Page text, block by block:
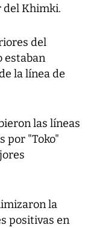
del Khimki.
del
estaban
la línea de
las líneas
por "Toko"
la
positivas en